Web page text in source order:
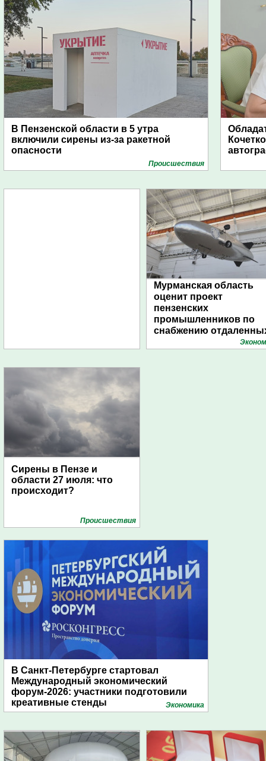
В Пензенской области в 5 утра
включили сирены из-за ракетной
опасности
Проиcшествия
Мурманская область
оценит проект
пензенских
промышленников по
снабжению
поселений с помощью
Сирены в Пензе и
области 27 июля: что
происходит?
Проиcшествия
В Санкт-Петербурге стартовал
Международный экономический
форум-2026: участники подготовили
креативные стенды
Экономика